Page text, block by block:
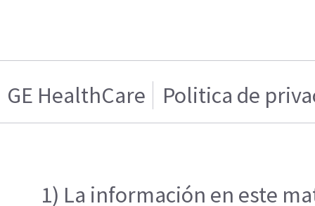
GE HealthCare Politica de
1) La información en este